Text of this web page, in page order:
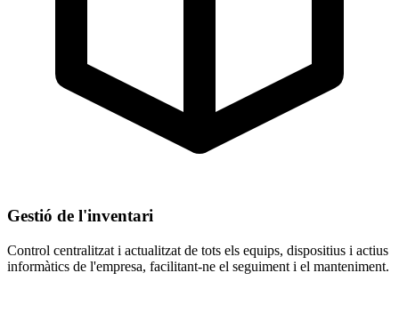
Gestió de l'inventari
Control centralitzat i actualitzat de tots els equips, dispositius i actius
informàtics de l'empresa, facilitant-ne el seguiment i el manteniment.